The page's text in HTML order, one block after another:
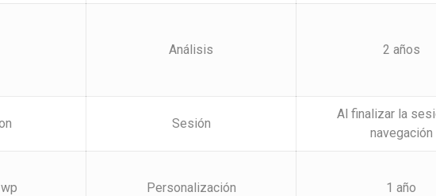
Análisis 2 años
Sesión
Al finalizar la
navegación
Personalización 1 año